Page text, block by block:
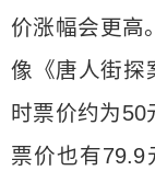
价涨幅会更高
像《唐人街探
时票价约为
票价也有79.9